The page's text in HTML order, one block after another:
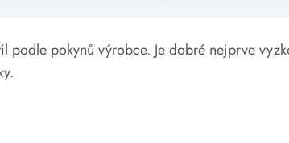
pokynů výrobce. Je dobré nejprve